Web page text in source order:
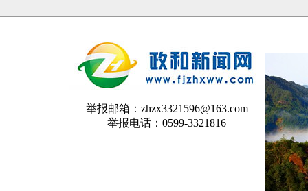
举报邮箱：zhzx3321596@163.com
举报电话：0599-3321816